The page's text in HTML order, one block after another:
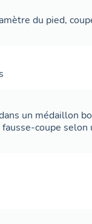
du pied,
un médaillon
coupe selon